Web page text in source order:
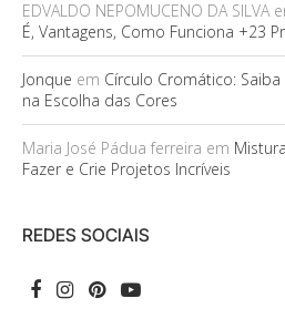
EDVALDO NEPOMUCENO DA SILVA
É, Vantagens, Como Funciona +23
Jonque em Círculo Cromático:
na Escolha das Cores
Maria José Pádua ferreira em
Fazer e Crie Projetos Incríveis
REDES SOCIAIS